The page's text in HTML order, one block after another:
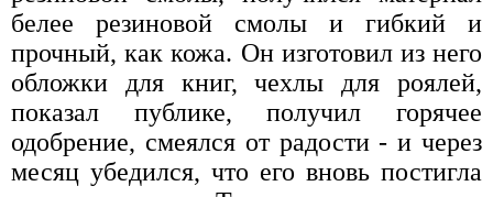
белее резиновой смолы и гибкий и
прочный, как кожа. Он изготовил из него
обложки для книг, чехлы для роялей,
показал публике, получил горячее
одобрение, смеялся от радости - и через
месяц убедился, что его вновь постигла